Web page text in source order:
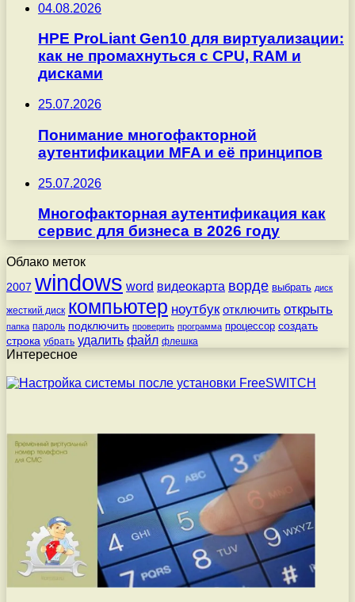
04.08.2026
HPE ProLiant Gen10 для виртуализации:
как не промахнуться с CPU, RAM и
дисками
25.07.2026
Понимание многофакторной
аутентификации MFA и её принципов
25.07.2026
Многофакторная аутентификация как
сервис для бизнеса в 2026 году
Облако меток
2007 windows word видеокарта ворде выбрать диск
жесткий диск компьютер ноутбук отключить открыть
папка пароль подключить проверить программа процессор создать
строка убрать удалить файл флешка
Интересное